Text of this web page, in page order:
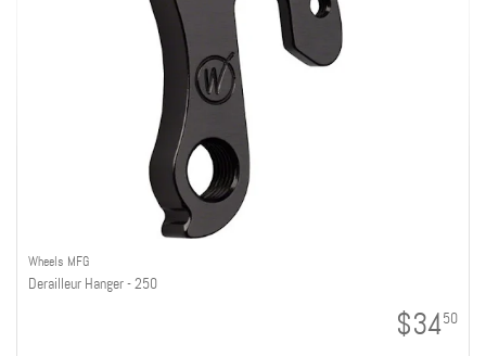
Wheels MFG
Derailleur Hanger - 250
$3450